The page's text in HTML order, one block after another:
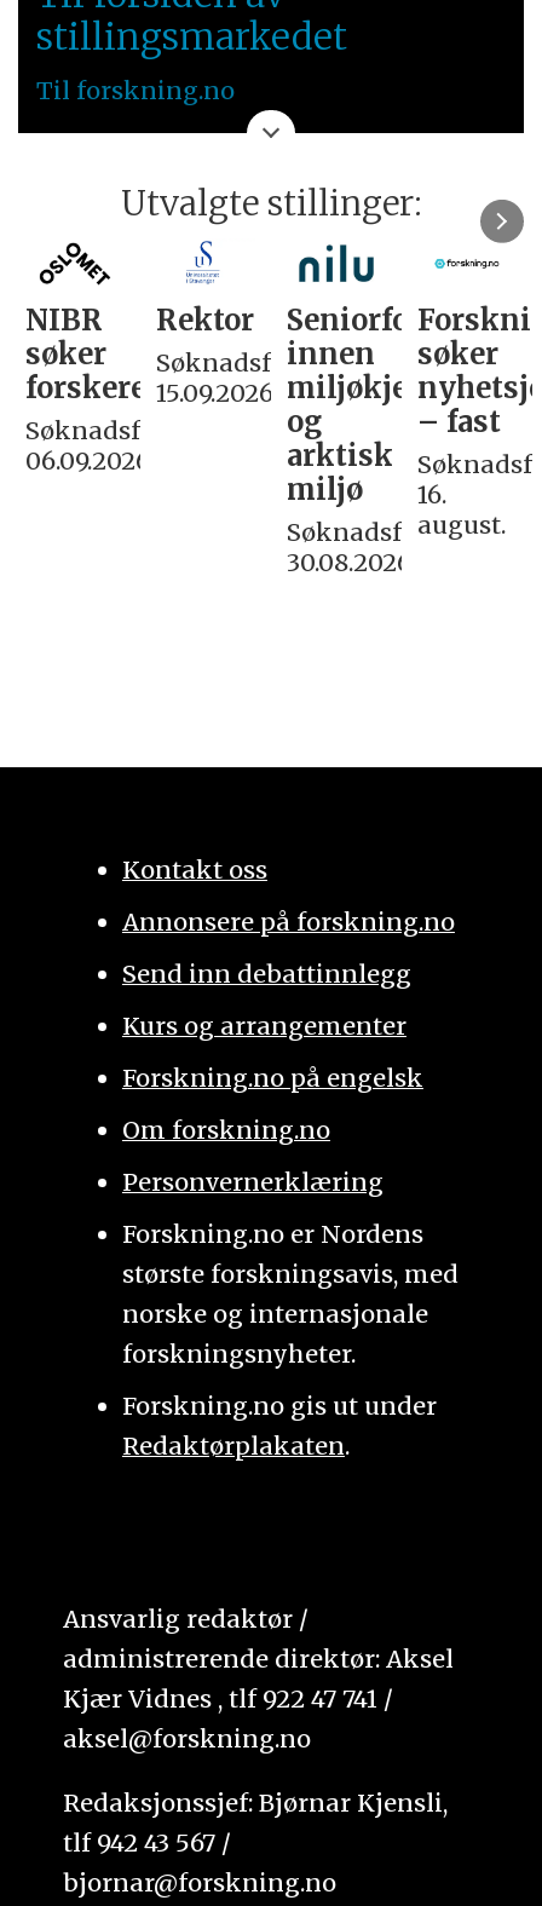
stillingsmarkedet
Til forskning.no
Utvalgte stillinger:
NIBR
søker
forskere
Søknadsfrist:
06.09.2026
Rektor
Søknadsfrist:
15.09.2026
Seniorforsker
innen
miljøkjemi
og
arktisk
miljø
Søknadsfrist:
30.08.2026
søker
– fast
16.
august.
Kontakt oss
Annonsere på forskning.no
Send inn debattinnlegg
Kurs og arrangementer
Forskning.no på engelsk
Om forskning.no
Personvernerklæring
Forskning.no er Nordens
største forskningsavis, med
norske og internasjonale
forskningsnyheter.
Forskning.no gis ut under
Redaktørplakaten.
Ansvarlig redaktør /
administrerende direktør: Aksel
Kjær Vidnes , tlf 922 47 741 /
aksel@forskning.no
Redaksjonssjef: Bjørnar Kjensli,
tlf 942 43 567 /
bjornar@forskning.no